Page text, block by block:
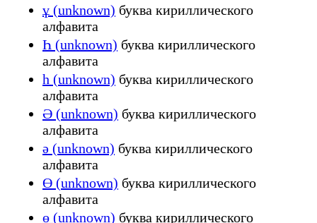
ұ (unknown) буква кириллического
алфавита
Һ (unknown) буква кириллического
алфавита
һ (unknown) буква кириллического
алфавита
Ә (unknown) буква кириллического
алфавита
ә (unknown) буква кириллического
алфавита
Ө (unknown) буква кириллического
алфавита
ө (unknown) буква кириллического